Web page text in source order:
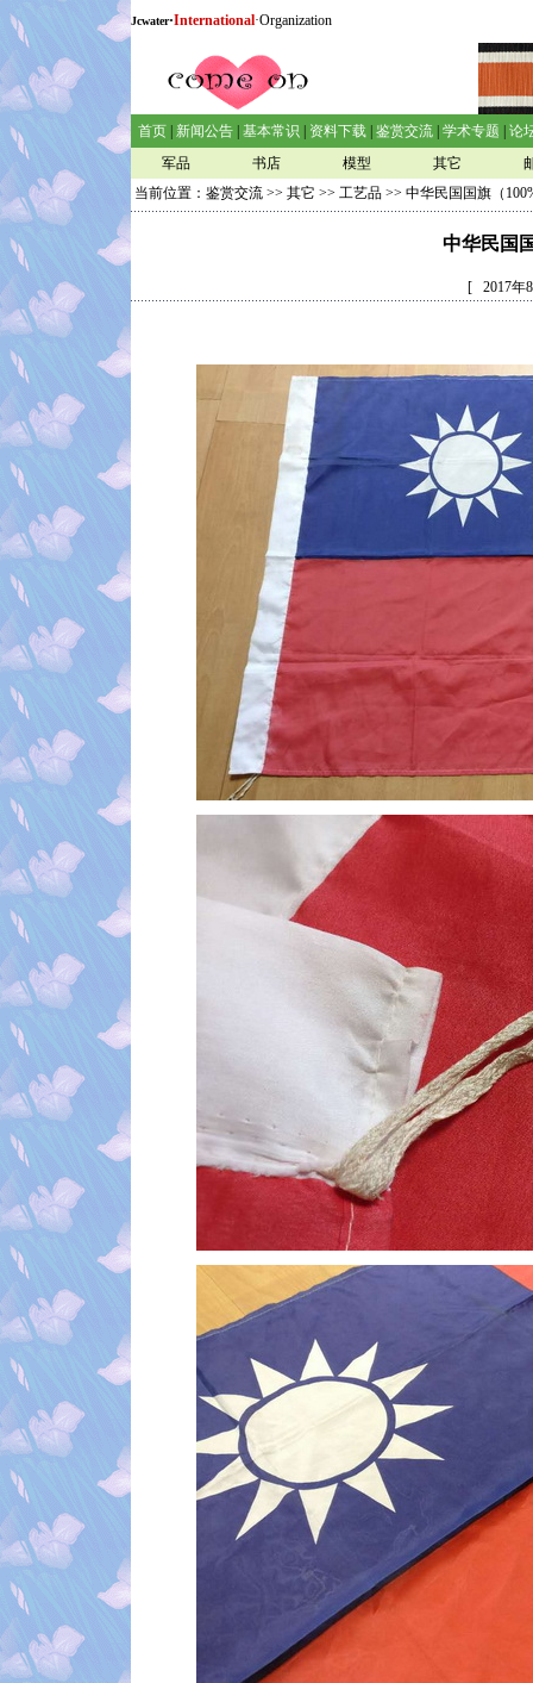
Jcwater·International·Organization
首页 新闻公告 基本常识 资料下载 鉴赏交流 学术专题
论
军品
书店 模型 其它
当前位置： 鉴赏交流 >> 其它 >> 工艺品 >> 中华民国国旗（
中华民国
[ 2017年